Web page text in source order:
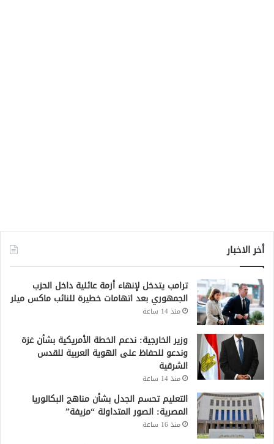
أخر الاخبار
ترامب يتدخل لإنهاء أزمة عائلية داخل الحزب
الجمهوري بعد اتهامات خطيرة للنائب ماكس ميلر
منذ 14 ساعة
وزير الخارجية: ندعم الخطة الأمريكية بشأن غزة
وندعو للحفاظ على الهوية العربية للقدس
الشرقية
منذ 14 ساعة
التعليم تحسم الجدل بشأن مناهج البكالوريا
المصرية: الصور المتداولة “مزيفة”
منذ 16 ساعة